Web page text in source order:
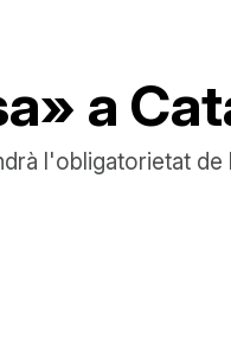
a
l'obligatorietat de